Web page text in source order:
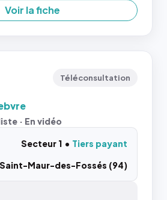
Voir la fiche
Téléconsultation
· En vidéo
Secteur 1
Tiers payant
Saint-Maur-des-Fossés (94)